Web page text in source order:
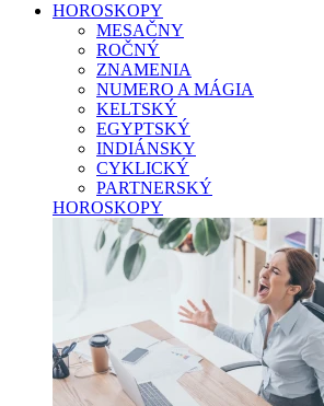
HOROSKOPY
MESAČNY
ROČNÝ
ZNAMENIA
NUMERO A MÁGIA
KELTSKÝ
EGYPTSKÝ
INDIÁNSKY
CYKLICKÝ
PARTNERSKÝ
HOROSKOPY